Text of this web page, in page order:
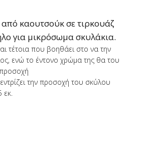
καουτσούκ σε τιρκουάζ
για μικρόσωμα σκυλάκια.
τέτοια που βοηθάει στο να την
ενώ το έντονο χρώμα της θα του
την προσοχή του σκύλου
εκ.